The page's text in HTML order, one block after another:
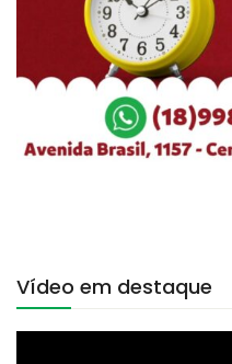
Vídeo em destaque